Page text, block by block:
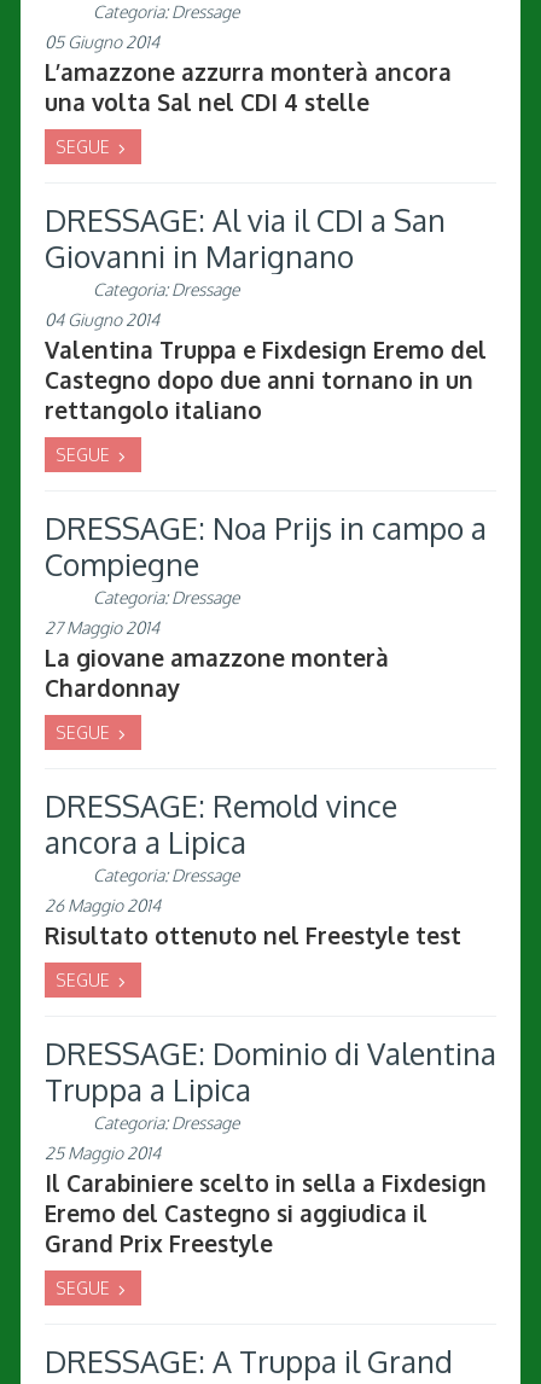
Categoria:Dressage
05 Giugno 2014
L’amazzone azzurra monterà ancora
una volta Sal nel CDI 4 stelle
SEGUE
DRESSAGE: Al via il CDI a San
Giovanni in Marignano
Categoria:Dressage
04 Giugno 2014
Valentina Truppa e Fixdesign Eremo del
Castegno dopo due anni tornano in un
rettangolo italiano
SEGUE
DRESSAGE: Noa Prijs in campo a
Compiegne
Categoria:Dressage
27 Maggio 2014
La giovane amazzone monterà
Chardonnay
SEGUE
DRESSAGE: Remold vince
ancora a Lipica
Categoria:Dressage
26 Maggio 2014
Risultato ottenuto nel Freestyle test
SEGUE
DRESSAGE: Dominio di Valentina
Truppa a Lipica
Categoria:Dressage
25 Maggio 2014
Il Carabiniere scelto in sella a Fixdesign
Eremo del Castegno si aggiudica il
Grand Prix Freestyle
SEGUE
DRESSAGE: A Truppa il Grand